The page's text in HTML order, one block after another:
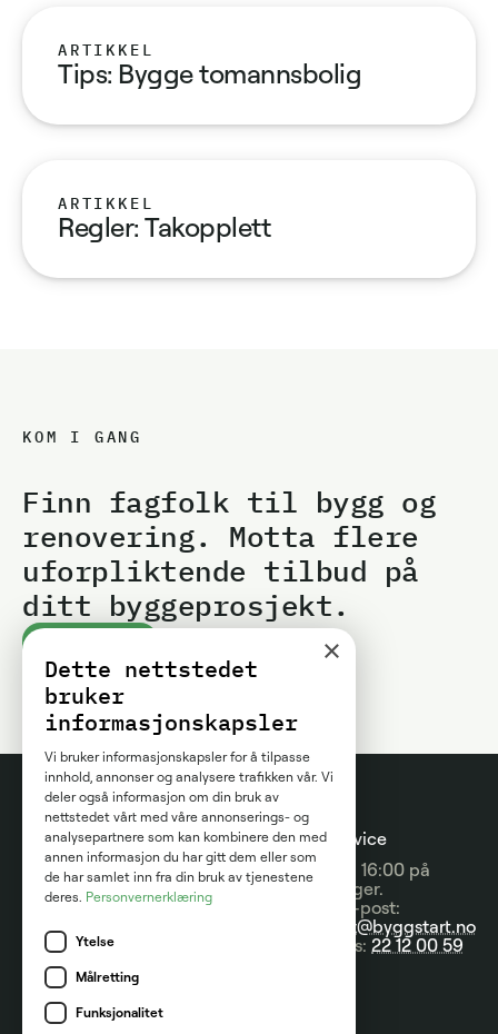
ARTIKKEL
Tips: Bygge tomannsbolig
ARTIKKEL
Regler: Takopplett
KOM I GANG
Finn fagfolk til bygg og
renovering. Motta flere
uforpliktende tilbud på
ditt byggeprosjekt.
Prosjektguider
Prisguider
Nyheter
Kategorier
For
entreprenører
Om tjenesten
Kontakt
Kundeservice
09:00 - 16:00 på
hverdager.
Send e-post:
kontakt@byggstart.no
Ring oss: 22 12 00 59
×
Dette nettstedet
bruker
informasjonskapsler
Vi bruker informasjonskapsler for å tilpasse
innhold, annonser og analysere trafikken vår. Vi
deler også informasjon om din bruk av
nettstedet vårt med våre annonserings- og
analysepartnere som kan kombinere den med
annen informasjon du har gitt dem eller som
de har samlet inn fra din bruk av tjenestene
deres. Personvernerklæring
Ytelse
Målretting
Funksjonalitet